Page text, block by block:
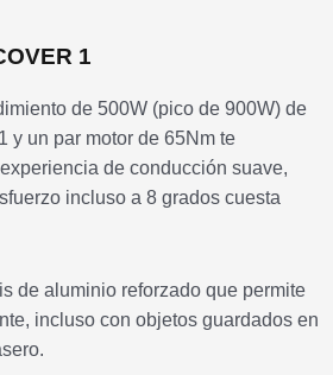
1
de 500W (pico de 900W) de
y un par motor de 65Nm te
de conducción suave,
incluso a 8 grados cuesta
de aluminio reforzado que permite
incluso con objetos guardados en